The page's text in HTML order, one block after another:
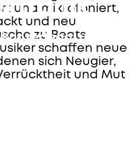
und
und mikrofoniert,
und neu
zu Beats
schaffen neue
sich Neugier,
und Mut